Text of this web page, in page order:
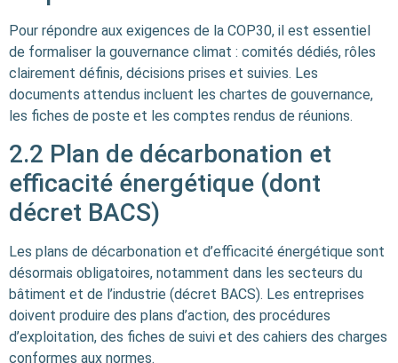
Pour répondre aux exigences de la COP30, il est essentiel
de formaliser la gouvernance climat : comités dédiés, rôles
clairement définis, décisions prises et suivies. Les
documents attendus incluent les chartes de gouvernance,
les fiches de poste et les comptes rendus de réunions.
2.2 Plan de décarbonation et
efficacité énergétique (dont
décret BACS)
Les plans de décarbonation et d’efficacité énergétique sont
désormais obligatoires, notamment dans les secteurs du
bâtiment et de l’industrie (décret BACS). Les entreprises
doivent produire des plans d’action, des procédures
d’exploitation, des fiches de suivi et des cahiers des charges
conformes aux normes.